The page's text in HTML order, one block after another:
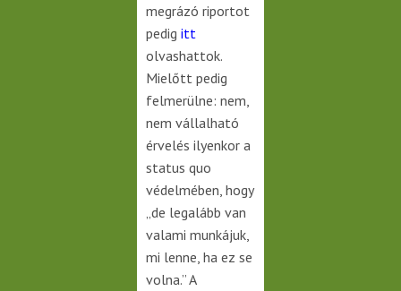
megrázó riportot
pedig itt
olvashattok.
Mielőtt pedig
felmerülne: nem,
nem vállalható
érvelés ilyenkor a
status quo
védelmében, hogy
„de legalább van
valami munkájuk,
mi lenne, ha ez se
volna.” A